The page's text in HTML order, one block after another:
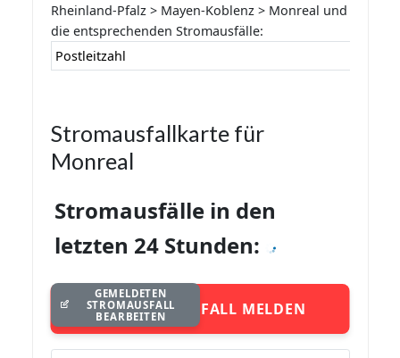
Rheinland-Pfalz > Mayen-Koblenz > Monreal und
die entsprechenden Stromausfälle:
Postleitzahl
Stromausfallkarte für
Monreal
Stromausfälle in den
letzten 24 Stunden:
STROMAUSFALL MELDEN
GEMELDETEN
STROMAUSFALL
BEARBEITEN